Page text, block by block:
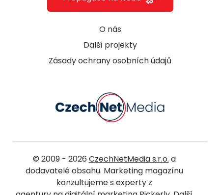
O nás
Další projekty
Zásady ochrany osobních údajů
© 2009 - 2026 CzechNetMedia s.r.o. a
dodavatelé obsahu. Marketing magazínu
konzultujeme s experty z